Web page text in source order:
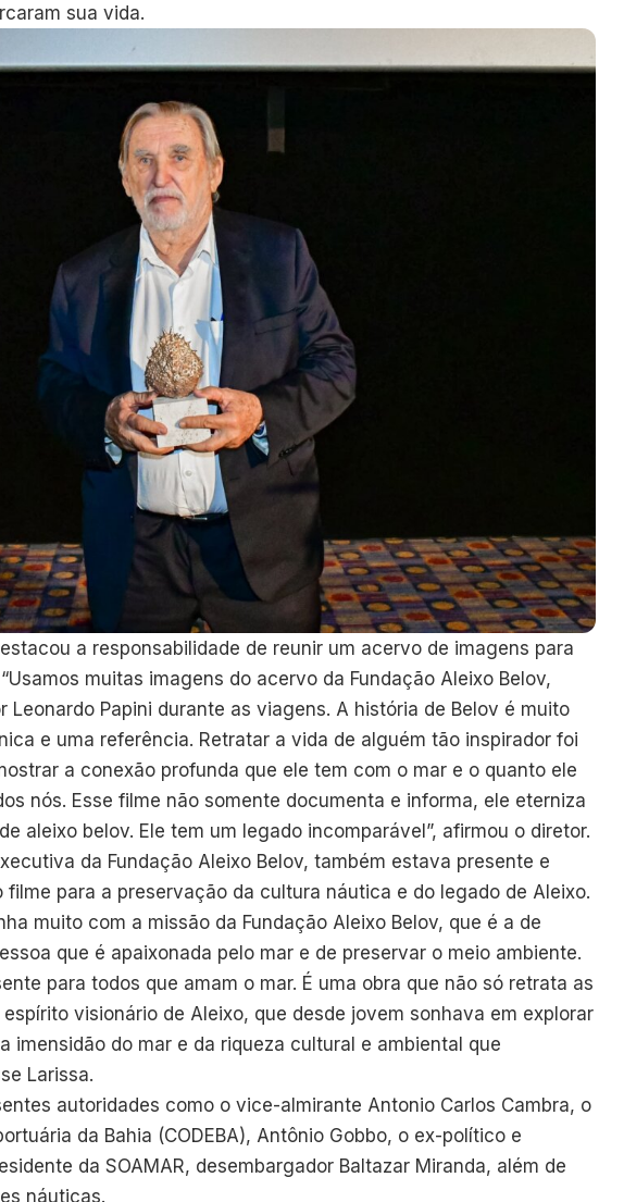
sua vida.
a responsabilidade de reunir um acervo de imagens para
muitas imagens do acervo da Fundação Aleixo Belov,
Leonardo Papini durante as viagens. A história de Belov é muito
e uma referência. Retratar a vida de alguém tão inspirador foi
a conexão profunda que ele tem com o mar e o quanto ele
nós. Esse filme não somente documenta e informa, ele eterniza
aleixo belov. Ele tem um legado incomparável”, afirmou o diretor.
da Fundação Aleixo Belov, também estava presente e
para a preservação da cultura náutica e do legado de Aleixo.
muito com a missão da Fundação Aleixo Belov, que é a de
que é apaixonada pelo mar e de preservar o meio ambiente.
para todos que amam o mar. É uma obra que não só retrata as
visionário de Aleixo, que desde jovem sonhava em explorar
imensidão do mar e da riqueza cultural e ambiental que
Larissa.
autoridades como o vice-almirante Antonio Carlos Cambra, o
da Bahia (CODEBA), Antônio Gobbo, o ex-político e
da SOAMAR, desembargador Baltazar Miranda, além de
náuticas.